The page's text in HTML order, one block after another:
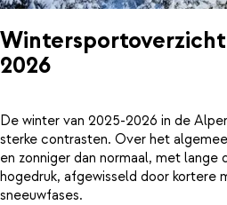
2026
De winter van 2025-2026 in de
sterke contrasten. Over het
en zonniger dan normaal, met lange
hogedruk, afgewisseld door kortere
sneeuwfases.